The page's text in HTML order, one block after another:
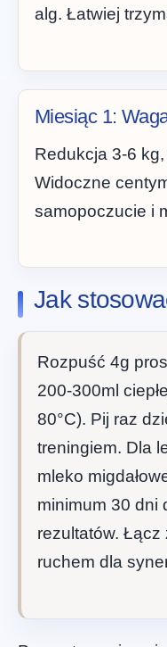
alg. Łatwiej
Miesiąc 1:
Redukcja 3-6 kg,
Widoczne
samopoczucie i
Jak
Rozpuść 4g
200-300ml
80°C). Pij raz
treningiem. Dla
mleko
minimum 30 dni
rezultatów.
ruchem dla